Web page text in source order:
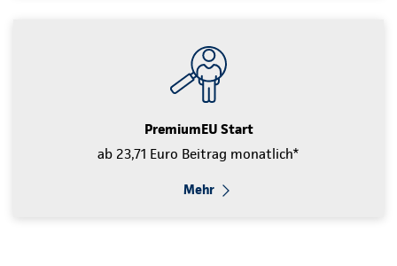
PremiumEU Start
ab 23,71 Euro Beitrag monatlich*
Mehr